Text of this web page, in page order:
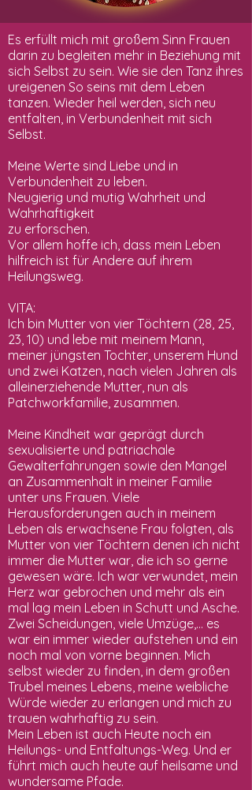
Es erfüllt mich mit großem Sinn Frauen
darin zu begleiten mehr in Beziehung mit
sich Selbst zu sein. Wie sie den Tanz ihres
ureigenen So seins mit dem Leben
tanzen. Wieder heil werden, sich neu
entfalten, in Verbundenheit mit sich
Selbst.
Meine Werte sind Liebe und in
Verbundenheit zu leben.
Neugierig und mutig Wahrheit und
Wahrhaftigkeit
zu erforschen.
Vor allem hoffe ich, dass mein Leben
hilfreich ist für Andere auf ihrem
Heilungsweg.
VITA:
Ich bin Mutter von vier Töchtern (28, 25,
23, 10) und lebe mit meinem Mann,
meiner jüngsten Tochter, unserem Hund
und zwei Katzen, nach vielen Jahren als
alleinerziehende Mutter, nun als
Patchworkfamilie, zusammen.
Meine Kindheit war geprägt durch
sexualisierte und patriachale
Gewalterfahrungen sowie den Mangel
an Zusammenhalt in meiner Familie
unter uns Frauen. Viele
Herausforderungen auch in meinem
Leben als erwachsene Frau folgten, als
Mutter von vier Töchtern denen ich nicht
immer die Mutter war, die ich so gerne
gewesen wäre. Ich war verwundet, mein
Herz war gebrochen und mehr als ein
mal lag mein Leben in Schutt und Asche.
Zwei Scheidungen, viele Umzüge,... es
war ein immer wieder aufstehen und ein
noch mal von vorne beginnen. Mich
selbst wieder zu finden, in dem großen
Trubel meines Lebens, meine weibliche
Würde wieder zu erlangen und mich zu
trauen wahrhaftig zu sein.
Mein Leben ist auch Heute noch ein
Heilungs- und Entfaltungs-Weg. Und er
führt mich auch heute auf heilsame und
wundersame Pfade.